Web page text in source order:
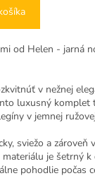
od Helen - jarná
v nežnej
luxusný komplet
v jemnej
sviežo a zároveň
je šetrný k
pohodlie počas